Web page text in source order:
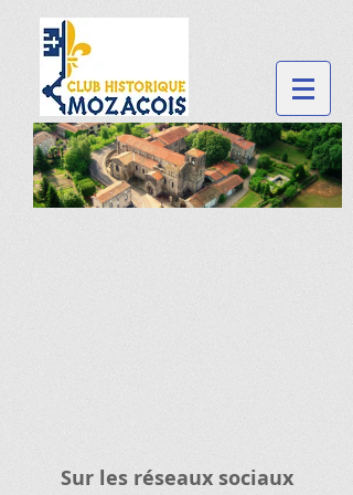
Sur les réseaux sociaux